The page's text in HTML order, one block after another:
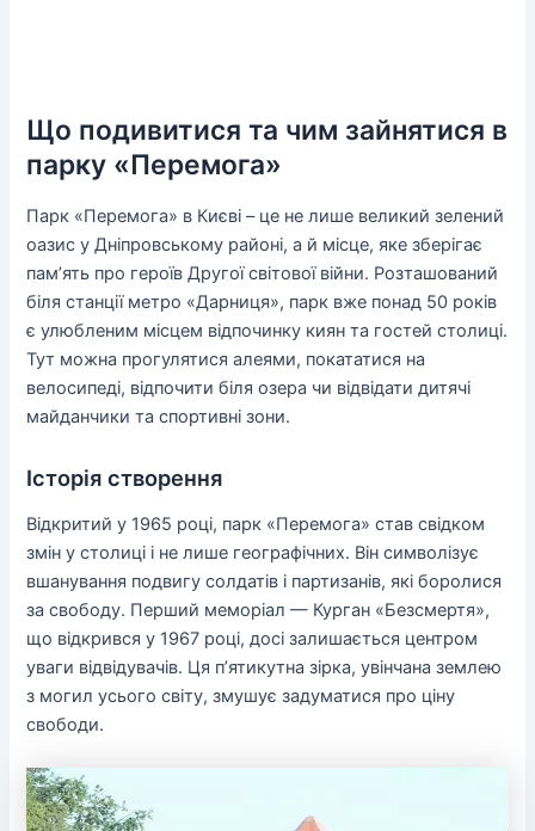
Що подивитися та чим зайнятися в
парку «Перемога»
Парк «Перемога» в Києві – це не лише великий зелений
оазис у Дніпровському районі, а й місце, яке зберігає
пам’ять про героїв Другої світової війни. Розташований
біля станції метро «Дарниця», парк вже понад 50 років
є улюбленим місцем відпочинку киян та гостей столиці.
Тут можна прогулятися алеями, покататися на
велосипеді, відпочити біля озера чи відвідати дитячі
майданчики та спортивні зони.
Історія створення
Відкритий у 1965 році, парк «Перемога» став свідком
змін у столиці і не лише географічних. Він символізує
вшанування подвигу солдатів і партизанів, які боролися
за свободу. Перший меморіал — Курган «Безсмертя»,
що відкрився у 1967 році, досі залишається центром
уваги відвідувачів. Ця п’ятикутна зірка, увінчана землею
з могил усього світу, змушує задуматися про ціну
свободи.